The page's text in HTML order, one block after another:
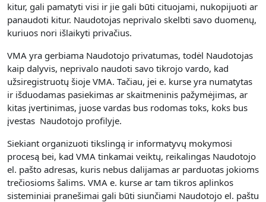
kitur, gali pamatyti visi ir jie gali būti cituojami, nukopijuoti ar
panaudoti kitur. Naudotojas neprivalo skelbti savo duomenų,
kuriuos nori išlaikyti privačius.
VMA yra gerbiama Naudotojo privatumas, todėl Naudotojas
kaip dalyvis, neprivalo naudoti savo tikrojo vardo, kad
užsiregistruotų šioje VMA. Tačiau, jei e. kurse yra numatytas
ir išduodamas pasiekimas ar skaitmeninis pažymėjimas, ar
kitas įvertinimas, juose vardas bus rodomas toks, koks bus
įvestas Naudotojo profilyje.
Siekiant organizuoti tikslingą ir informatyvų mokymosi
procesą bei, kad VMA tinkamai veiktų, reikalingas Naudotojo
el. pašto adresas, kuris nebus dalijamas ar parduotas jokioms
trečiosioms šalims. VMA e. kurse ar tam tikros aplinkos
sisteminiai pranešimai gali būti siunčiami Naudotojo el. paštu